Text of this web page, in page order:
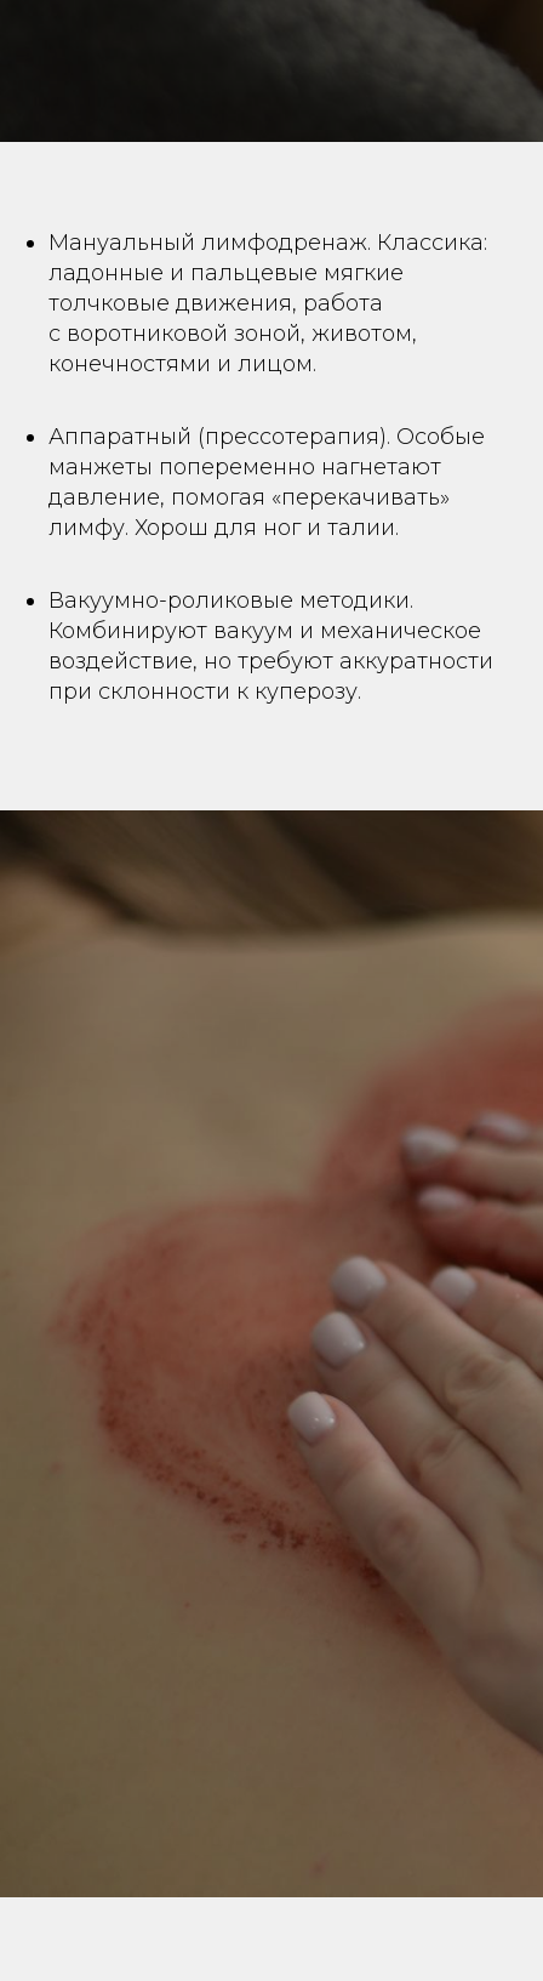
Мануальный лимфодренаж. Классика:
ладонные и пальцевые мягкие
толчковые движения, работа
с воротниковой зоной, животом,
конечностями и лицом.
Аппаратный (прессотерапия). Особые
манжеты попеременно нагнетают
давление, помогая «перекачивать»
лимфу. Хорош для ног и талии.
Вакуумно-роликовые методики.
Комбинируют вакуум и механическое
воздействие, но требуют аккуратности
при склонности к куперозу.